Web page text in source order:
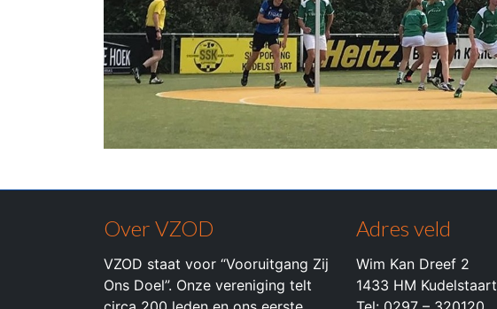
Over VZOD
VZOD staat voor “Vooruitgang Zij
Ons Doel”. Onze vereniging telt
Adres veld
Wim Kan Dreef 2
1433 HM Kudelstaart